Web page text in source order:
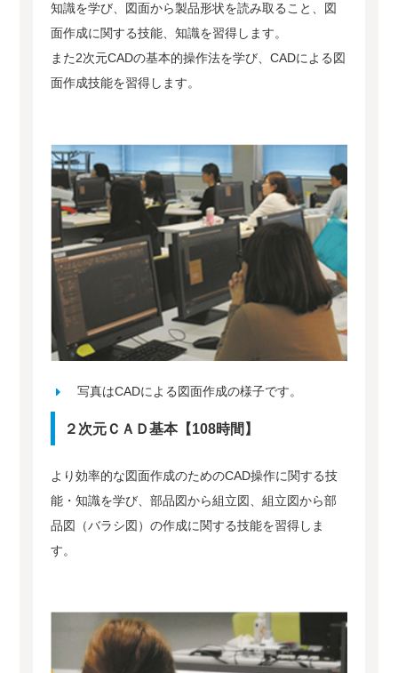
知識を学び、図面から製品形状を読み取ること、図
面作成に関する技能、知識を習得します。
また2次元CADの基本的操作法を学び、CADによる図
面作成技能を習得します。
写真はCADによる図面作成の様子です。
２次元ＣＡＤ基本【108時間】
より効率的な図面作成のためのCAD操作に関する技
能・知識を学び、部品図から組立図、組立図から部
品図（バラシ図）の作成に関する技能を習得しま
す。